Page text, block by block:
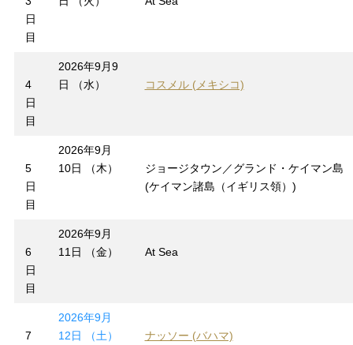
日
目
4
日
目
2026年9月9
日 （水）
コスメル (メキシコ)
5
日
目
2026年9月
10日 （木）
ジョージタウン／グランド・ケイマン島
(ケイマン諸島（イギリス領）)
6
日
目
2026年9月
11日 （金）
At Sea
7
2026年9月
12日 （土）
ナッソー (バハマ)